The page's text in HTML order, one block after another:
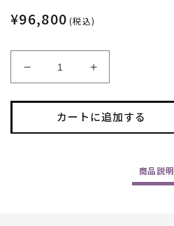
¥96,800 (税込)
Code38
/
P-
Pro
Code38
/
P-
Type
Pro
カートに追加する
商品説明